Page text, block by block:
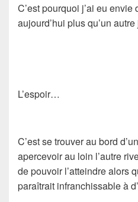
C’est pourquoi j’ai eu envie
aujourd’hui plus qu’un autre
L’espoir…
C’est se trouver au bord
apercevoir au loin l’autre
de pouvoir l’atteindre alors
paraîtrait infranchissable à